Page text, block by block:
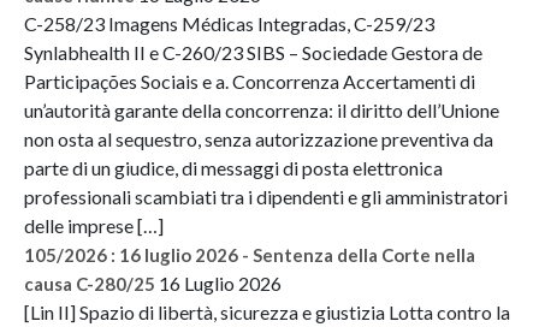
C-258/23 Imagens Médicas Integradas, C-259/23
Synlabhealth II e C-260/23 SIBS – Sociedade Gestora de
Participações Sociais e a. Concorrenza Accertamenti di
un’autorità garante della concorrenza: il diritto dell’Unione
non osta al sequestro, senza autorizzazione preventiva da
parte di un giudice, di messaggi di posta elettronica
professionali scambiati tra i dipendenti e gli amministratori
delle imprese […]
105/2026 : 16 luglio 2026 - Sentenza della Corte nella
causa C-280/25 16 Luglio 2026
[Lin II] Spazio di libertà, sicurezza e giustizia Lotta contro la